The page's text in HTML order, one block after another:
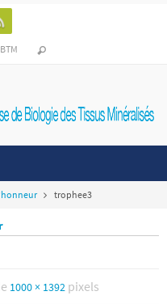
trophee3
1000 × 1392 pixels